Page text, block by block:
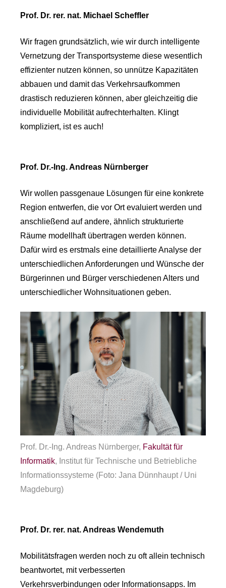
Prof. Dr. rer. nat. Michael Scheffler
Wir fragen grundsätzlich, wie wir durch intelligente
Vernetzung der Transportsysteme diese wesentlich
effizienter nutzen können, so unnütze Kapazitäten
abbauen und damit das Verkehrsaufkommen
drastisch reduzieren können, aber gleichzeitig die
individuelle Mobilität aufrechterhalten. Klingt
kompliziert, ist es auch!
Prof. Dr.-Ing. Andreas Nürnberger
Wir wollen passgenaue Lösungen für eine konkrete
Region entwerfen, die vor Ort evaluiert werden und
anschließend auf andere, ähnlich strukturierte
Räume modellhaft übertragen werden können.
Dafür wird es erstmals eine detaillierte Analyse der
unterschiedlichen Anforderungen und Wünsche der
Bürgerinnen und Bürger verschiedenen Alters und
unterschiedlicher Wohnsituationen geben.
Prof. Dr.-Ing. Andreas Nürnberger, Fakultät für
Informatik, Institut für Technische und Betriebliche
Informationssysteme (Foto: Jana Dünnhaupt / Uni
Magdeburg)
Prof. Dr. rer. nat. Andreas Wendemuth
Mobilitätsfragen werden noch zu oft allein technisch
beantwortet, mit verbesserten
Verkehrsverbindungen oder Informationsapps. Im